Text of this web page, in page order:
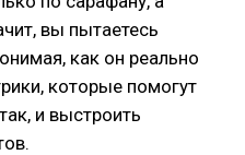
вы пытаетесь
как он реально
которые помогут
и выстроить